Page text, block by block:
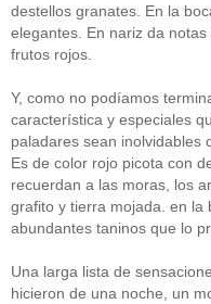
Acceder
destellos granates. En la
elegantes. En nariz da
frutos rojos.
Y, como no podíamos
característica y especiales
paladares sean inolvidables
Es de color rojo picota con
recuerdan a las moras, los
grafito y tierra mojada. en la
abundantes taninos que lo
Una larga lista de
hicieron de una noche, un